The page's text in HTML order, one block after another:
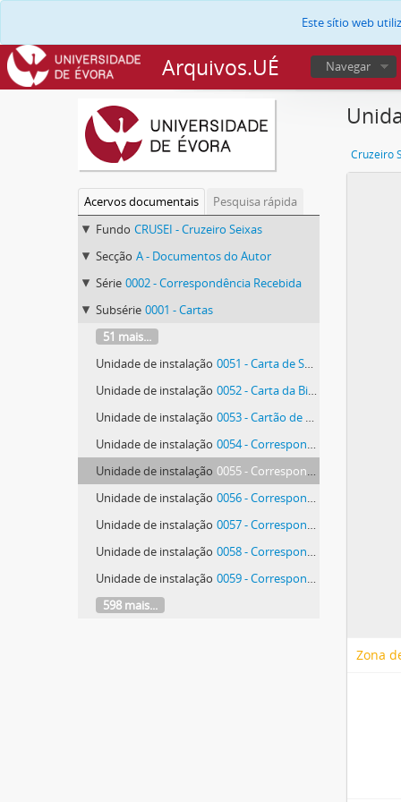
Este sítio web
Arquivos.UÉ Navegar
Acervos documentais
Pesquisa rápida
Fundo CRUSEI - Cruzeiro Seixas
Secção A - Documentos do Autor
Série 0002 - Correspondência Recebida
Subsérie 0001 - Cartas
51 mais...
Unidade de instalação 0051 - Carta de Suzanne Besson
Unidade de instalação 0052 - Carta da Biblioteca Municipal Albano Sardoeira
Unidade de instalação 0053 - Cartão de Biblioteca Nacional de Portugal
Unidade de instalação 0054 - Correspondência de Antonio de Bianchi
Unidade de instalação 0055 - Correspondência de Antonio de Bianchi
Unidade de instalação 0056 - Correspondência de Antonio de Bianchi
Unidade de instalação 0057 - Correspondência de Antonio de Bianchi
Unidade de instalação 0058 - Correspondência de Antonio de Bianchi
Unidade de instalação 0059 - Correspondência de Antonio de Bianchi
598 mais...
Cruzeiro
Zona